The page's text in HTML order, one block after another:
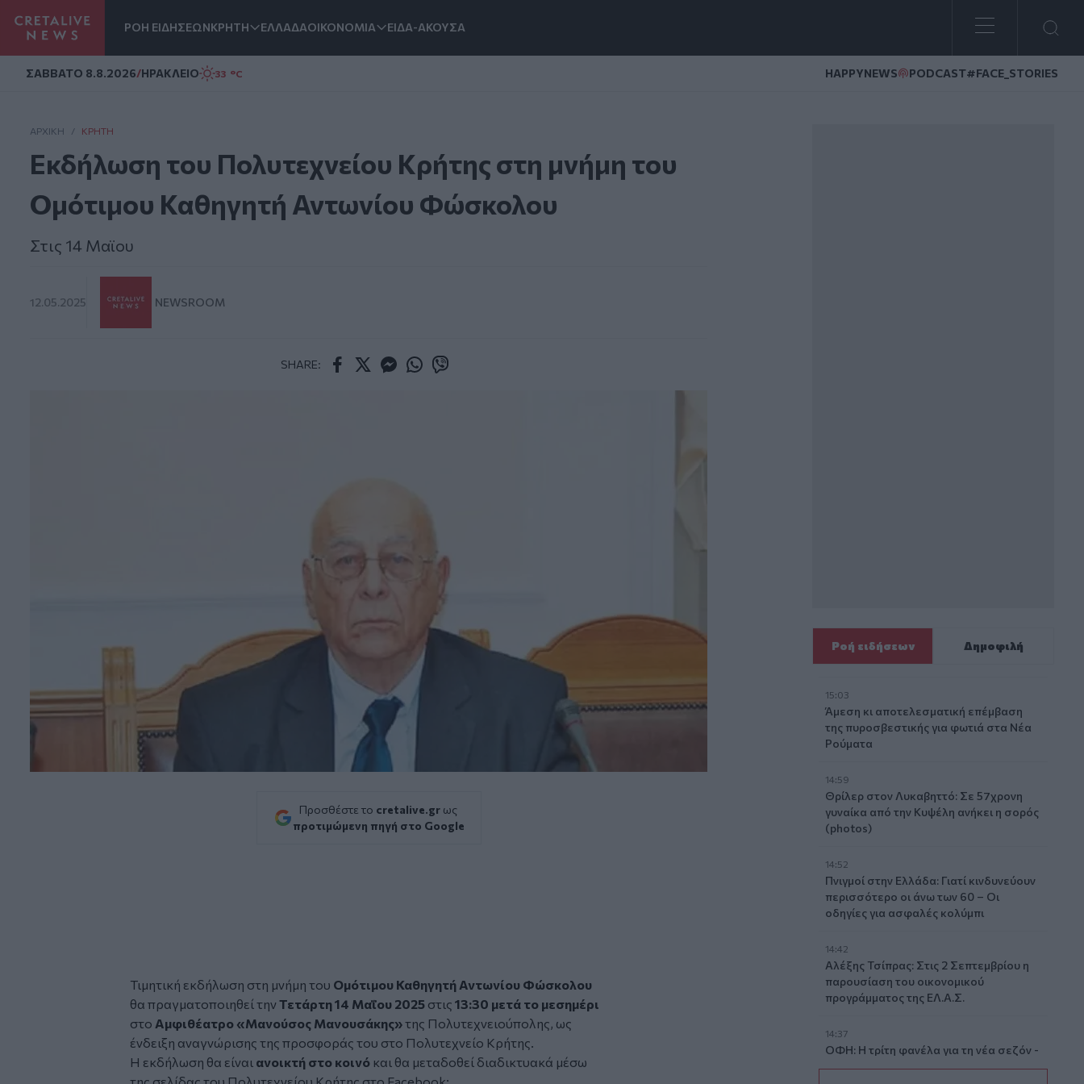
ΡΟΗ ΕΙΔΗΣΕΩΝΚΡΗΤΗ ΕΛΛΑΔΑΟΙΚΟΝΟΜΙΑ ΕΙΔΑ-ΑΚΟΥΣΑ
ΣAΒΒΑΤΟ 8.8.2026/ΗΡΑΚΛΕΙΟ 33 °C HAPPYNEWS PODCAST#FACE_STORIES
ΑΡΧΙΚΗ / ΚΡΉΤΗ
Eκδήλωση του Πολυτεχνείου Κρήτης στη μνήμη του
Ομότιμου Καθηγητή Αντωνίου Φώσκολου
Στις 14 Μαϊου
12.05.2025 NEWSROOM
SHARE:
Προσθέστε το cretalive.gr ως
προτιμώμενη πηγή στο Google
Τιμητική εκδήλωση στη μνήμη του Ομότιμου Καθηγητή Αντωνίου Φώσκολου
θα πραγματοποιηθεί την Τετάρτη 14 Μαΐου 2025 στις 13:30 μετά το μεσημέρι
στο Αμφιθέατρο «Μανούσος Μανουσάκης»της Πολυτεχνειούπολης, ως
ένδειξη αναγνώρισης της προσφοράς του στο Πολυτεχνείο Κρήτης.
Η εκδήλωση θα είναι ανοικτή στο κοινό και θα μεταδοθεί διαδικτυακά μέσω
Ροή ειδήσεων Δημοφιλή
15:03
Άμεση κι αποτελεσματική επέμβαση
της πυροσβεστικής για φωτιά στα Νέα
Ρούματα
14:59
Θρίλερ στον Λυκαβηττό: Σε 57χρονη
γυναίκα από την Κυψέλη ανήκει η σορός
(photos)
14:52
Πνιγμοί στην Ελλάδα: Γιατί κινδυνεύουν
περισσότερο οι άνω των 60 – Οι
οδηγίες για ασφαλές κολύμπι
14:42
Αλέξης Τσίπρας: Στις 2 Σεπτεμβρίου η
παρουσίαση του οικονομικού
προγράμματος της ΕΛ.Α.Σ.
14:37
ΟΦΗ: Η τρίτη φανέλα για τη νέα σεζόν -
«Το πορτοκαλί που κουβαλά την